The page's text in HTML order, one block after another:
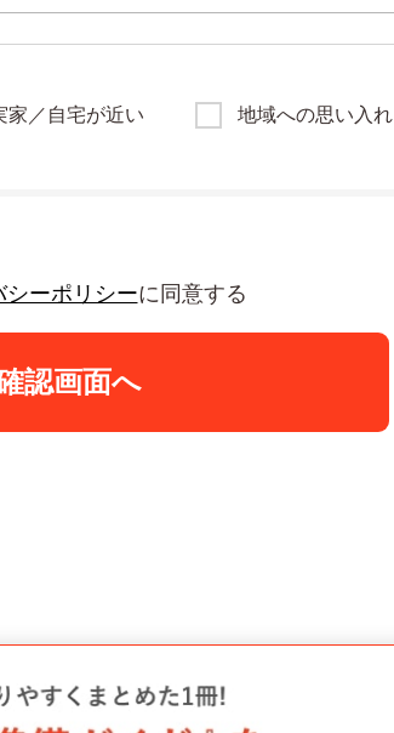
家／自宅が近い 地域への思い入れ
シーポリシーに同意する
認画面へ